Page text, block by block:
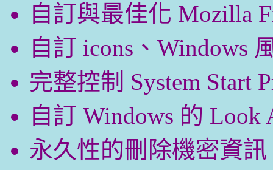
自訂與最佳化 Mozilla
自訂 icons、Windows
完整控制 System Start
自訂 Windows 的 Look
永久性的刪除機密資訊